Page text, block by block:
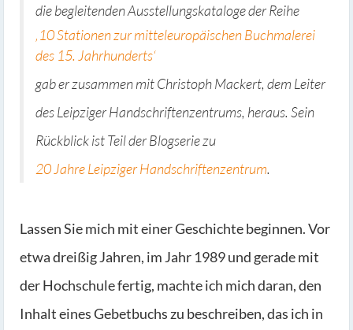
die begleitenden Ausstellungskataloge der Reihe
‚10 Stationen zur mitteleuropäischen Buchmalerei
des 15. Jahrhunderts‘
gab er zusammen mit Christoph Mackert, dem Leiter
des Leipziger Handschriftenzentrums, heraus. Sein
Rückblick ist Teil der Blogserie zu
20 Jahre Leipziger Handschriftenzentrum.
Lassen Sie mich mit einer Geschichte beginnen. Vor
etwa dreißig Jahren, im Jahr 1989 und gerade mit
der Hochschule fertig, machte ich mich daran, den
Inhalt eines Gebetbuchs zu beschreiben, das ich in